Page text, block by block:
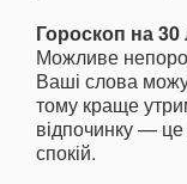
Гороскоп на
Можливе
Ваші слова
тому краще
відпочинку —
спокій.